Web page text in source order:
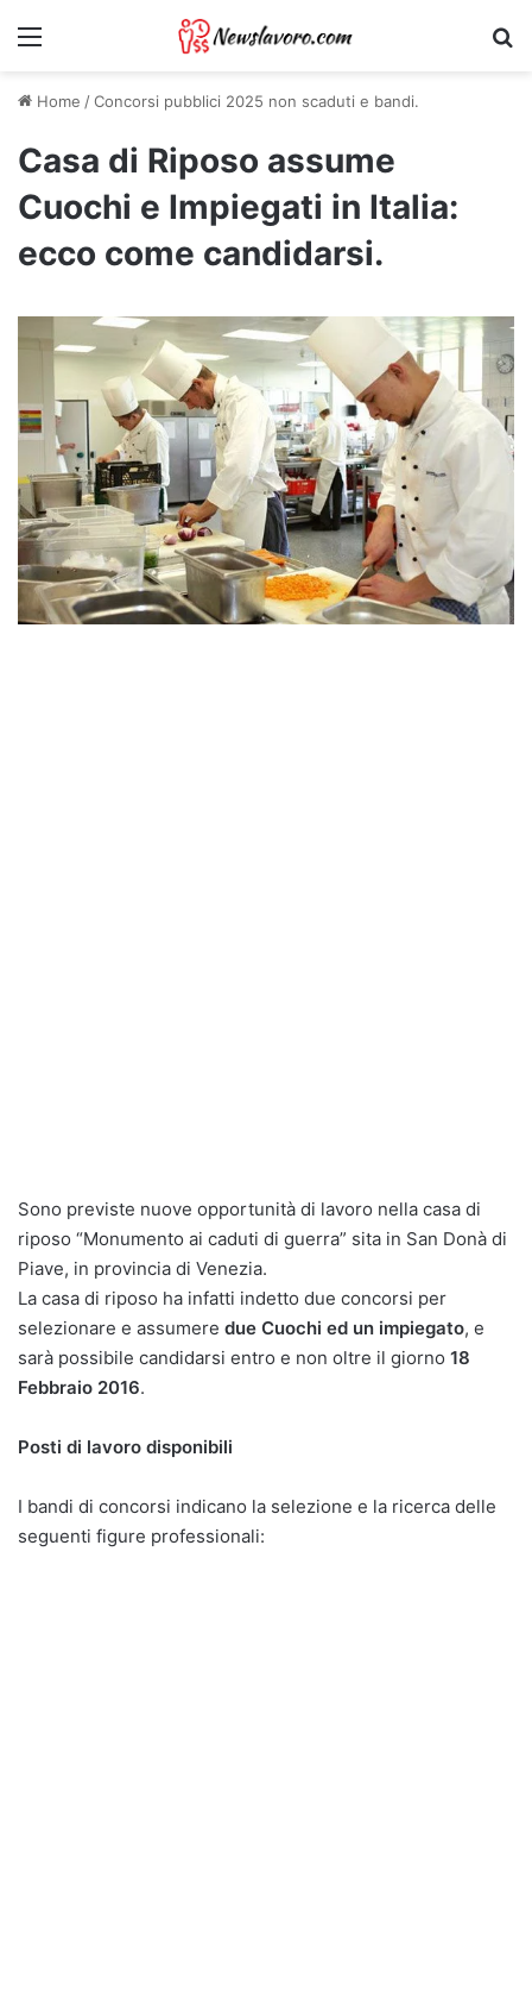
Menu
Home /Concorsi pubblici 2025 non scaduti e bandi.
Casa di Riposo assume
Cuochi e Impiegati in Italia:
ecco come candidarsi.
Sono previste nuove opportunità di lavoro nella casa di
riposo “Monumento ai caduti di guerra” sita in San Donà di
Piave, in provincia di Venezia.
La casa di riposo ha infatti indetto due concorsi per
selezionare e assumere due Cuochi ed un impiegato, e
sarà possibile candidarsi entro e non oltre il giorno 18
Febbraio 2016.
Posti di lavoro disponibili
I bandi di concorsi indicano la selezione e la ricerca delle
seguenti figure professionali: